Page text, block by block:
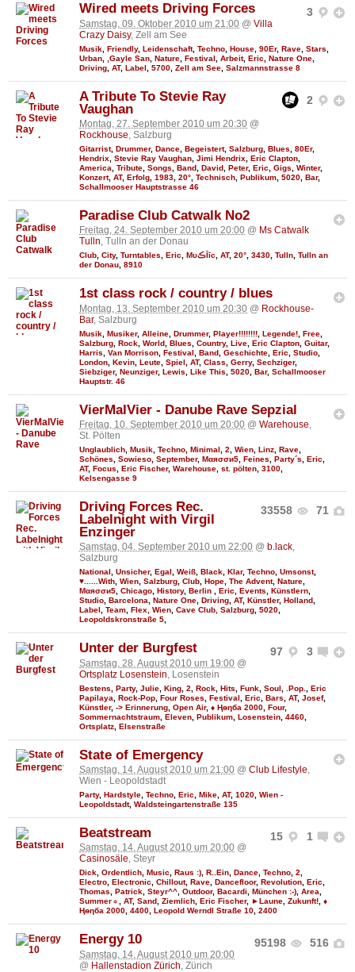
3
Wired meets Driving Forces
Samstag, 09. Oktober 2010 um 21:00 @ Villa
Crazy Daisy, Zell am See
Musik Friendly, Leidenschaft, Techno House 90Er, Rave Stars
Urban
,Gayle San Nature Festival Arbeit, Eric Nature One
Driving AT, Label 5700 Zell am See Salzmannstrasse 8
2
A Tribute To Stevie Ray
Vaughan
Montag, 27. September 2010 um 20:30 @
Rockhouse, Salzburg
Gitarrist, Drummer, Dance Begeistert, Salzburg Blues 80Er,
Hendrix
Stevie Ray Vaughan Jimi Hendrix Eric Clapton
America
Tribute Songs Band David Peter, Eric Gigs Winter,
Konzert, AT, Erfolg 1983 20° Technisch Publikum 5020 Bar,
Schallmooser Hauptstrasse 46
Paradise Club Catwalk No2
Freitag, 24. September 2010 um 20:00 @ Ms Catwalk
Tulln, Tulln an der Donau
Club, City, Turntables, Eric, MυڪĪīc, AT, 20°, 3430, Tulln, Tulln an
der Donau, 8910
1st class rock / country / blues
Montag, 13. September 2010 um 20:30 @ Rockhouse-
Bar, Salzburg
Musik Musiker, Alleine Drummer, Player!!!!!!!! Legende! Free
Salzburg Rock World Blues Country, Live Eric Clapton Guitar,
Harris
Van Morrison Festival Band Geschichte Eric Studio
London Kevin Leute Spiel AT, Class Gerry, Sechziger,
Siebziger, Neunziger, Lewis Like This 5020 Bar, Schallmooser
Hauptstr. 46
VierMalVier - Danube Rave Sepzial
Freitag, 10. September 2010 um 20:00 @ Warehouse,
St. Pölten
Unglaublich Musik Techno Minimal 2 Wien Linz Rave
Schönes
Sowieso September, Мαяσσи5 Feines Party´s Eric
AT, Focus Eric Fischer, Warehouse st. pölten 3100
Kelsengasse 9
33558 71
Driving Forces Rec.
Labelnight with Virgil
Enzinger
Samstag, 04. September 2010 um 22:00 @ b.lack,
Salzburg
National , Unsicher, Egal , Weiß, Black, Klar, Techno, Umsonst,
♥......With, Wien, Salzburg, Club, Hope, The Advent, Nature,
Мαяσσи5, Chicago, History, Berlin , Eric, Events, Künstlern,
Studio, Barcelona, Nature One, Driving, AT, Künstler, Holland,
Label , Team, Flex, Wien, Cave Club, Salzburg, 5020,
Leopoldskronstraße 5,
97 3
Unter der Burgfest
Samstag, 28. August 2010 um 19:00 @
Ortsplatz Losenstein , Losenstein
Bestens Party, Julie King 2 Rock Hits Funk Soul .Pop.
Eric
Papilaya
Rock-Pop Four Roses Festival Eric Bars AT, Josef,
Künstler, -> Erinnerung Open Air, ♦ Ңөηба 2000 Four,
Sommernachtstraum Eleven Publikum Losenstein 4460
Ortsplatz EIsenstraße
State of Emergency
Samstag, 14. August 2010 um 21:00 @ Club Lifestyle,
Wien - Leopoldstadt
Party, Hardstyle Techno Eric Mike AT, 1020 Wien -
Leopoldstadt, Waldsteingartenstraße 135
15 1
Beatstream
Samstag, 14. August 2010 um 20:00 @
Casinosäle, Steyr
Dick, Ordentlich, Music, Raus :), R..Ein, Dance, Techno, 2,
Electro, Electronic, Chillout, Rave, Dancefloor, Revolution, Eric,
Thomas, Patrick, Steyr^^, Outdoor, Bacardi, München :-), Area,
Summer☼, AT, Sand, Ziemlich, Eric Fischer, ►Laune, Zukunft!, ♦
Ңөηба 2000, 4400, Leopold Werndl Straße 10, 2400
95198 516
Energy 10
Samstag, 14. August 2010 um 20:00
@ Hallenstadion Zürich , Zürich